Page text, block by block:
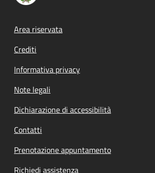
Footer menu
Area riservata
Crediti
Informativa privacy
Note legali
Dichiarazione di accessibilità
Contatti
Prenotazione appuntamento
Richiedi assistenza